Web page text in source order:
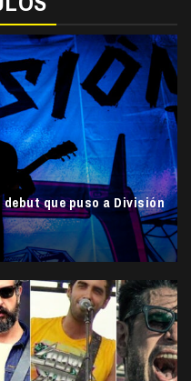
que puso a División